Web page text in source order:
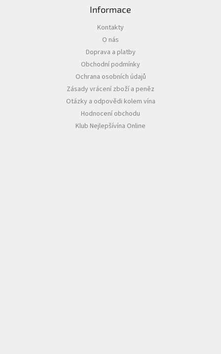
Informace
Kontakty
O nás
Doprava a platby
Obchodní podmínky
Ochrana osobních údajů
Zásady vrácení zboží a peněz
Otázky a odpovědi kolem vína
Hodnocení obchodu
Klub Nejlepšívína Online